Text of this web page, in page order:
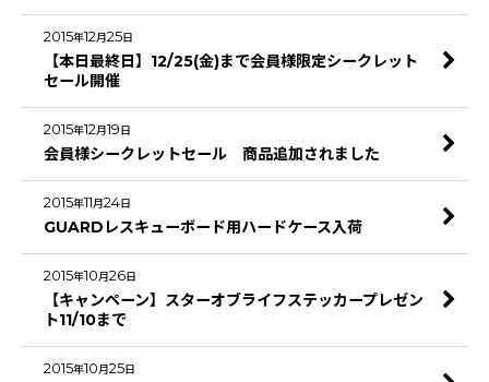
2015年12月25日
【本日最終日】12/25(金)まで会員様限定シークレット
セール開催
2015年12月19 日
会員様シークレットセール 商品追加されました
2015年11月24日
GUARDレスキューボード用ハードケース入荷
2015年10月26日
【キャンペーン】スターオブライフステッカープレゼン
ト11/10まで
2015年10月25日